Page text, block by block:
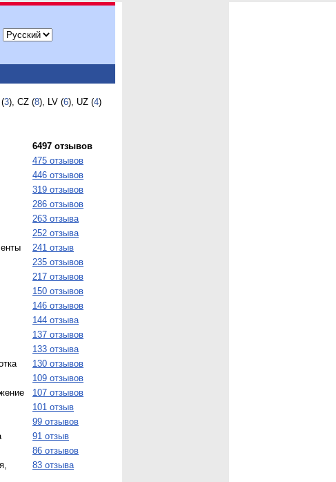
3), CZ (8), LV (6), UZ (4)
6497 отзывов
475 отзывов
446 отзывов
319 отзывов
286 отзывов
263 отзыва
252 отзыва
241 отзыв
235 отзывов
217 отзывов
150 отзывов
146 отзывов
144 отзыва
137 отзывов
133 отзыва
130 отзывов
109 отзывов
107 отзывов
101 отзыв
99 отзывов
91 отзыв
86 отзывов
83 отзыва